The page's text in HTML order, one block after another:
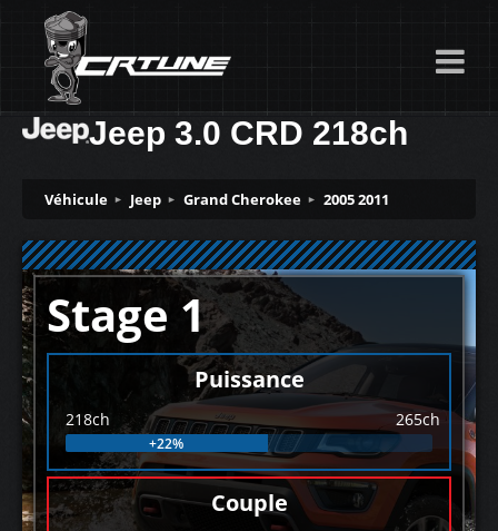
Jeep 3.0 CRD 218ch
Véhicule Jeep Grand Cherokee 2005 2011
Stage 1
Puissance
218ch 265ch
+22%
Couple